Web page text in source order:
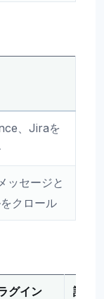
、Jiraを
ッセージと
クロール
グイン 説明